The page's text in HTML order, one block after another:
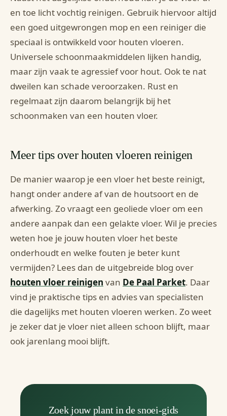
en toe licht vochtig reinigen. Gebruik hiervoor altijd
een goed uitgewrongen mop en een reiniger die
speciaal is ontwikkeld voor houten vloeren.
Universele schoonmaakmiddelen lijken handig,
maar zijn vaak te agressief voor hout. Ook te nat
dweilen kan schade veroorzaken. Rust en
regelmaat zijn daarom belangrijk bij het
schoonmaken van een houten vloer.
Meer tips over houten vloeren reinigen
De manier waarop je een vloer het beste reinigt,
hangt onder andere af van de houtsoort en de
afwerking. Zo vraagt een geoliede vloer om een
andere aanpak dan een gelakte vloer. Wil je precies
weten hoe je jouw houten vloer het beste
onderhoudt en welke fouten je beter kunt
vermijden? Lees dan de uitgebreide blog over
houten vloer reinigen van De Paal Parket. Daar
vind je praktische tips en advies van specialisten
die dagelijks met houten vloeren werken. Zo weet
je zeker dat je vloer niet alleen schoon blijft, maar
ook jarenlang mooi blijft.
Zoek jouw plant in de snoei-gids